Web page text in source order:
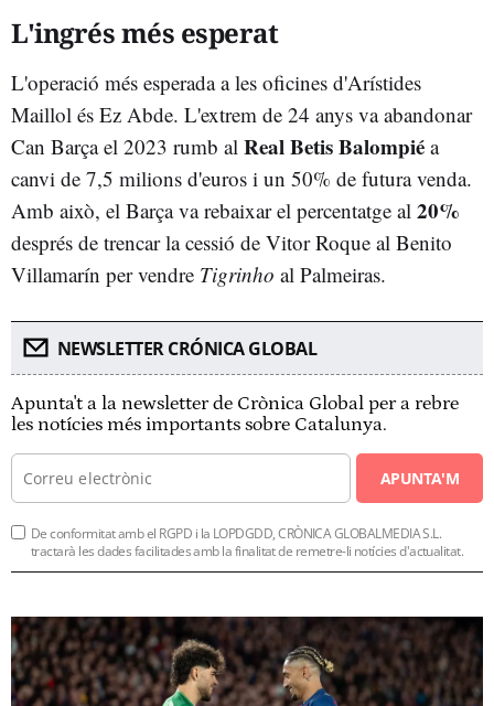
L'ingrés més esperat
L'operació més esperada a les oficines d'Arístides
Maillol és Ez Abde. L'extrem de 24 anys va abandonar
Can Barça el 2023 rumb al Real Betis Balompié a
canvi de 7,5 milions d'euros i un 50% de futura venda.
Amb això, el Barça va rebaixar el percentatge al 20%
després de trencar la cessió de Vitor Roque al Benito
Villamarín per vendre Tigrinho al Palmeiras.
NEWSLETTER CRÓNICA GLOBAL
Apunta't a la newsletter de Crònica Global per a rebre
les notícies més importants sobre Catalunya.
APUNTA'M
De conformitat amb el RGPD i la LOPDGDD, CRÒNICA GLOBALMEDIA S.L.
tractarà les dades facilitades amb la finalitat de remetre-li notícies d'actualitat.